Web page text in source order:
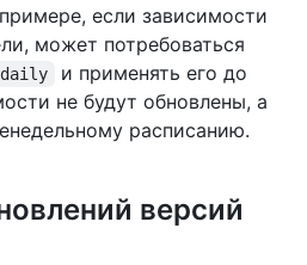
если зависимости
может потребоваться
daily
и применять его до
не будут обновлены, а
расписанию.
версий